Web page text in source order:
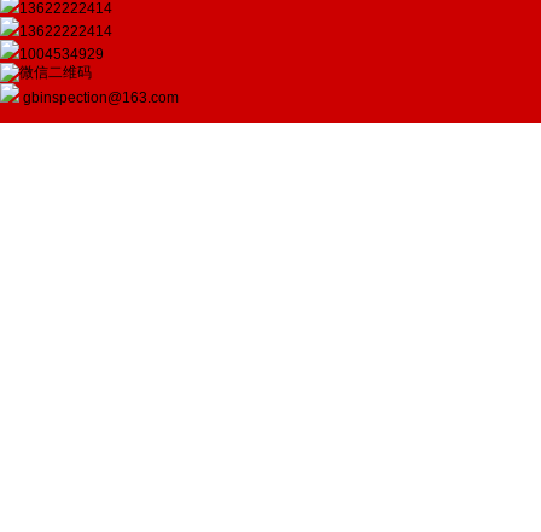
13622222414
13622222414
1004534929
gbinspection@163.com